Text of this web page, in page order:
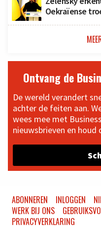
Oekraïense
Ontvang de
De wereld verandert
achter de feiten aan.
wees mee met
nieuwsbrieven en houd
ABONNEREN INLOGGEN
WERK BIJ ONS
PRIVACYVERKLARING